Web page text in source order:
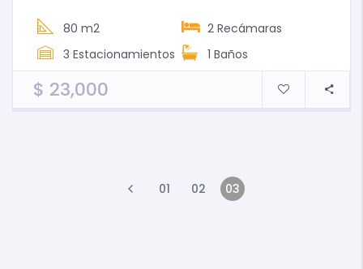
80 m2 2 Recámaras
3 Estacionamientos 1 Baños
$ 23,000
01 02 03